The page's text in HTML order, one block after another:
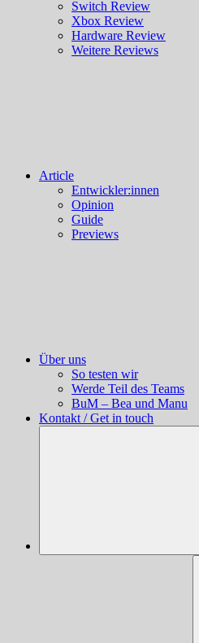
Switch Review
Xbox Review
Hardware Review
Weitere Reviews
Article
Entwickler:innen
Opinion
Guide
Previews
Über uns
So testen wir
Werde Teil des Teams
BuM – Bea und Manu
Kontakt / Get in touch